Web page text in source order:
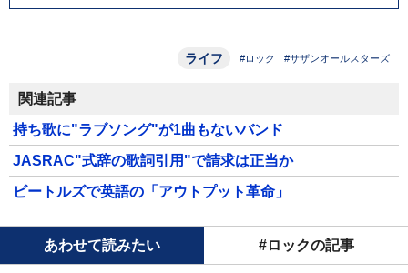
ライフ #ロック #サザンオールスターズ
関連記事
持ち歌に"ラブソング"が1曲もないバンド
JASRAC"式辞の歌詞引用"で請求は正当か
ビートルズで英語の「アウトプット革命」
あわせて読みたい #ロックの記事